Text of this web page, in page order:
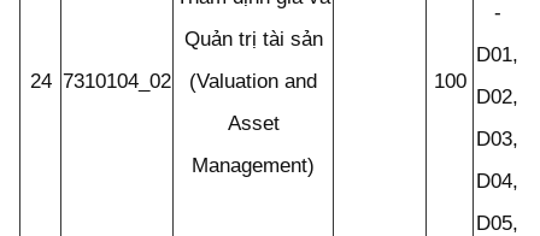
-
D01,
D02,
D03,
D04,
D05,
24 7310104_02
Quản trị tài sản
(Valuation and
Asset
Management)
100